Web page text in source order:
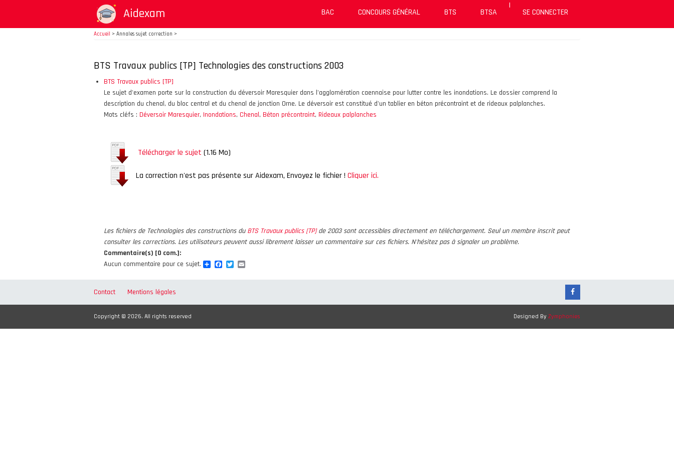
contenu
Aidexam BAC CONCOURS GÉNÉRAL BTS BTSA
|
SE CONNECTER
Accueil > Annales sujet correction >
BTS Travaux publics [TP] Technologies des constructions 2003
BTS Travaux publics [TP]
Le sujet d'examen porte sur la construction du déversoir Maresquier dans l'agglomération caennaise pour lutter contre les inondations. Le dossier comprend la
description du chenal, du bloc central et du chenal de jonction Orne. Le déversoir est constitué d'un tablier en béton précontraint et de rideaux palplanches.
Mots cléfs : Déversoir Maresquier, Inondations, Chenal, Béton précontraint, Rideaux palplanches
Télécharger le sujet (1.16 Mo)
La correction n'est pas présente sur Aidexam, Envoyez le fichier ! Cliquer ici.
Les fichiers de Technologies des constructions du BTS Travaux publics [TP]de 2003 sont accessibles directement en téléchargement. Seul un membre inscrit peut
consulter les corrections. Les utilisateurs peuvent aussi librement laisser un commentaire sur ces fichiers. N'hésitez pas à signaler un problème.
Commentaire(s) [0 com.]:
Aucun commentaire pour ce sujet.
ShareFacebook
Twitter
Contact Mentions légales
Copyright © 2026. All rights reserved Designed By Zymphonies